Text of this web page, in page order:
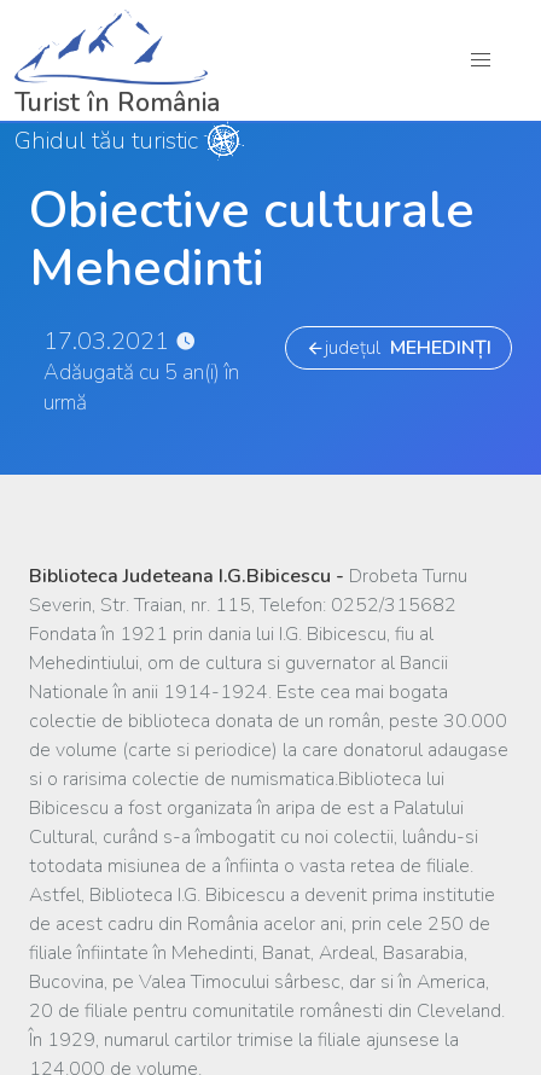
Turist în România
Ghidul tău turistic
Obiective culturale
Mehedinti
județul MEHEDINȚI
17.03.2021
Adăugată cu 5 an(i) în
urmă
Biblioteca Judeteana I.G.Bibicescu - Drobeta Turnu
Severin, Str. Traian, nr. 115, Telefon: 0252/315682
Fondata în 1921 prin dania lui I.G. Bibicescu, fiu al
Mehedintiului, om de cultura si guvernator al Bancii
Nationale în anii 1914-1924. Este cea mai bogata
colectie de biblioteca donata de un român, peste 30.000
de volume (carte si periodice) la care donatorul adaugase
si o rarisima colectie de numismatica.Biblioteca lui
Bibicescu a fost organizata în aripa de est a Palatului
Cultural, curând s-a îmbogatit cu noi colectii, luându-si
totodata misiunea de a înfiinta o vasta retea de filiale.
Astfel, Biblioteca I.G. Bibicescu a devenit prima institutie
de acest cadru din România acelor ani, prin cele 250 de
filiale înfiintate în Mehedinti, Banat, Ardeal, Basarabia,
Bucovina, pe Valea Timocului sârbesc, dar si în America,
20 de filiale pentru comunitatile românesti din Cleveland.
În 1929, numarul cartilor trimise la filiale ajunsese la
124.000 de volume.